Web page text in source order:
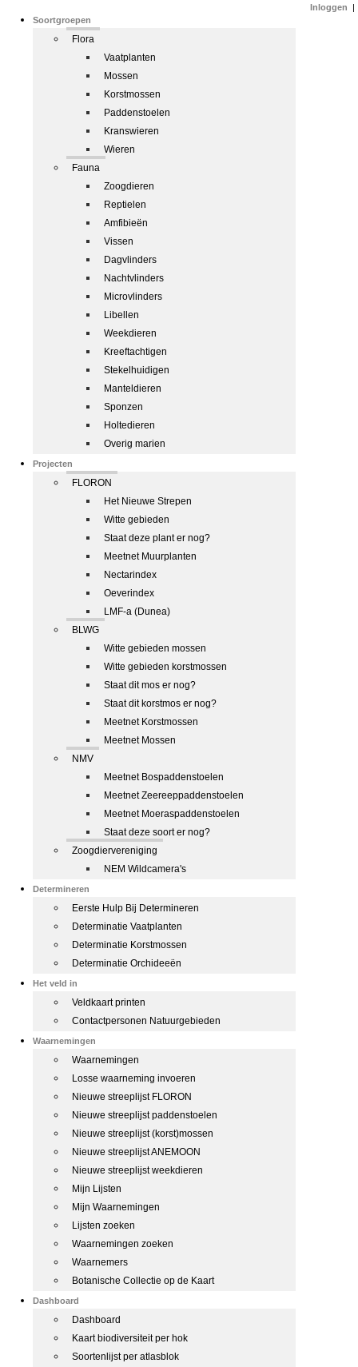
Soortgroepen
Flora
Vaatplanten
Mossen
Korstmossen
Paddenstoelen
Kranswieren
Wieren
Fauna
Zoogdieren
Reptielen
Amfibieën
Vissen
Dagvlinders
Nachtvlinders
Microvlinders
Libellen
Weekdieren
Kreeftachtigen
Stekelhuidigen
Manteldieren
Sponzen
Holtedieren
Overig marien
Projecten
FLORON
Het Nieuwe Strepen
Witte gebieden
Staat deze plant er nog?
Meetnet Muurplanten
Nectarindex
Oeverindex
LMF-a (Dunea)
BLWG
Witte gebieden mossen
Witte gebieden korstmossen
Staat dit mos er nog?
Staat dit korstmos er nog?
Meetnet Korstmossen
Meetnet Mossen
NMV
Meetnet Bospaddenstoelen
Meetnet Zeereeppaddenstoelen
Meetnet Moeraspaddenstoelen
Staat deze soort er nog?
Zoogdiervereniging
NEM Wildcamera's
Determineren
Eerste Hulp Bij Determineren
Determinatie Vaatplanten
Determinatie Korstmossen
Determinatie Orchideeën
Het veld in
Veldkaart printen
Contactpersonen Natuurgebieden
Waarnemingen
Waarnemingen
Losse waarneming invoeren
Nieuwe streeplijst FLORON
Nieuwe streeplijst paddenstoelen
Nieuwe streeplijst (korst)mossen
Nieuwe streeplijst ANEMOON
Nieuwe streeplijst weekdieren
Mijn Lijsten
Mijn Waarnemingen
Lijsten zoeken
Waarnemingen zoeken
Waarnemers
Botanische Collectie op de Kaart
Dashboard
Dashboard
Kaart biodiversiteit per hok
Soortenlijst per atlasblok
Inloggen |